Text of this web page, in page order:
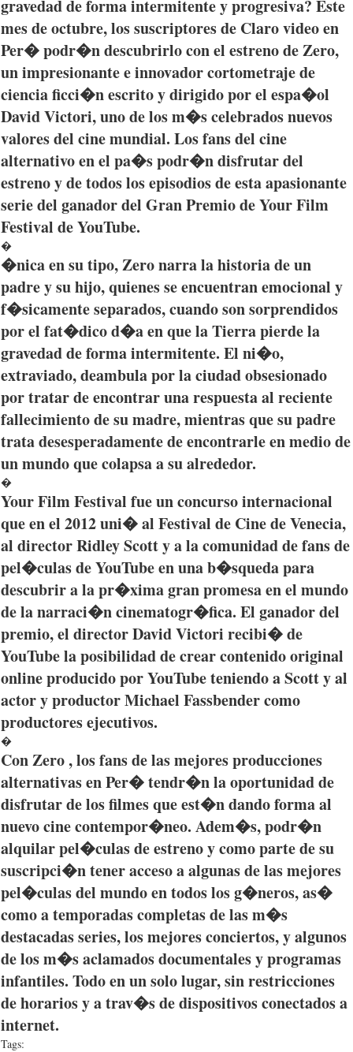
gravedadde formaintermitenteyprogresiva? Este
mesdeoctubre, lossuscriptoresde Clarovideo en
Per�podr�ndescubrirlocon el estrenode Zero,
unimpresionanteeinnovadorcortometrajede
cienciaficci�nescritoydirigidoporel espa�ol
DavidVictori,unode losm�scelebradosnuevos
valoresdel cinemundial. Los fans del cine
alternativoen el pa�spodr�ndisfrutardel
estrenoy detodoslosepisodiosdeestaapasionante
seriedel ganadordel GranPremiode Your Film
Festival de YouTube.
�
�nicaensutipo, Zeronarralahistoriade un
padre ysuhijo,quienesseencuentranemocional y
f�sicamenteseparados,cuandosonsorprendidos
porel fat�dicod�aenquela Tierrapierdela
gravedadde formaintermitente. El ni�o,
extraviado,deambulaporlaciudadobsesionado
portratardeencontrarunarespuestaal reciente
fallecimientodesumadre,mientrasquesupadre
tratadesesperadamentedeencontrarleenmediode
unmundoquecolapsaasualrededor.
�
Your Film Festival fueunconcursointernacional
queen el 2012uni�al Festival de Cine deVenecia,
al director Ridley Scott y a lacomunidadde fans de
pel�culasde YouTube enunab�squedapara
descubrira lapr�ximagranpromesaen el mundo
de lanarraci�ncinematogr�fica. El ganadordel
premio, el director DavidVictori recibi�de
YouTube laposibilidaddecrearcontenidooriginal
onlineproducidoporYouTubeteniendoa Scott y al
actor yproductorMichael Fassbendercomo
productoresejecutivos.
�
Con Zero , los fans delasmejoresproducciones
alternativasenPer�tendr�nlaoportunidadde
disfrutarde losfilmesqueest�ndandoforma al
nuevocinecontempor�neo. Adem�s,podr�n
alquilarpel�culasdeestrenoycomopartedesu
suscripci�nteneraccesoaalgunasdelasmejores
pel�culasdel mundoentodoslosg�neros,as�
comoatemporadascompletasdelasm�s
destacadasseries, losmejoresconciertos, yalgunos
de losm�saclamadosdocumentalesyprogramas
infantiles. Todoen un sololugar, sinrestricciones
dehorariosy atrav�sdedispositivosconectadosa
internet.
Tags: